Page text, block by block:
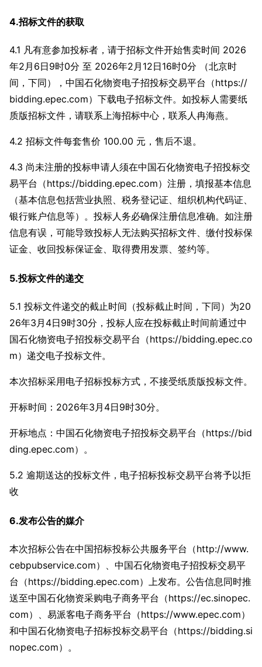
4.招标文件的获取
4.1 凡有意参加投标者，请于招标文件开始售卖时间 2026
年2月6日9时0分 至 2026年2月12日16时0分 （北京时
间，下同），中国石化物资电子招投标交易平台（https://
bidding.epec.com）下载电子招标文件。如投标人需要纸
质版招标文件，请联系上海招标中心，联系人冉海燕。
4.2 招标文件每套售价 100.00 元，售后不退。
4.3 尚未注册的投标申请人须在中国石化物资电子招投标交
易平台（https://bidding.epec.com）注册，填报基本信息
（基本信息包括营业执照、税务登记证、组织机构代码证、
银行账户信息等）。投标人务必确保注册信息准确。如注册
信息有误，可能导致投标人无法购买招标文件、缴付投标保
证金、收回投标保证金、取得费用发票、签约等。
5.投标文件的递交
5.1 投标文件递交的截止时间（投标截止时间，下同）为20
26年3月4日9时30分，投标人应在投标截止时间前通过中
国石化物资电子招投标交易平台（https://bidding.epec.co
m）递交电子投标文件。
本次招标采用电子招标投标方式，不接受纸质版投标文件。
开标时间：2026年3月4日9时30分。
开标地点：中国石化物资电子招投标交易平台（https://bid
ding.epec.com）。
5.2 逾期送达的投标文件，电子招标投标交易平台将予以拒
收
6.发布公告的媒介
本次招标公告在中国招标投标公共服务平台（http://www.
cebpubservice.com）、中国石化物资电子招投标交易平
台（https://bidding.epec.com）上发布。公告信息同时推
送至中国石化物资采购电子商务平台（https://ec.sinopec.
com）、易派客电子商务平台（https://www.epec.com）
和中国石化物资电子招标投标交易平台（https://bidding.si
nopec.com）。